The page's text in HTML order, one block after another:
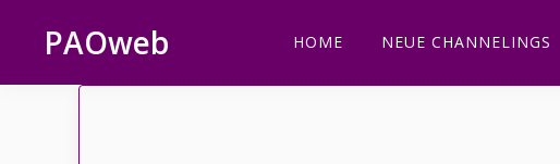
Hauptnavigation
springen
Inhalt
springen
Seitenspalte
springen
Fußzeile
springen
PAOweb HOME NEUE CHANNELINGS